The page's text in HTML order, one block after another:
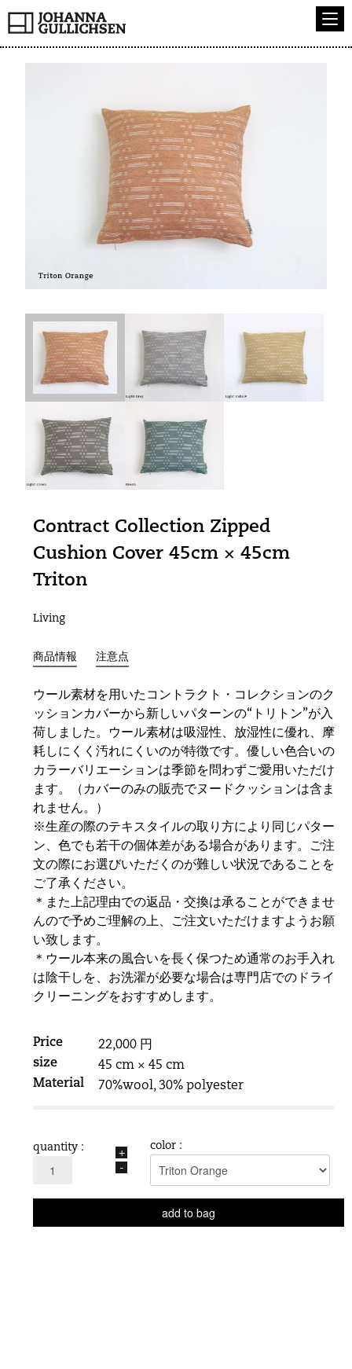
Contract Collection Zipped
Cushion Cover 45cm × 45cm
Triton
Living
商品情報 注意点
ウール素材を用いたコントラクト・コレクションのク
ッションカバーから新しいパターンの“トリトン”が入
荷しました。ウール素材は吸湿性、放湿性に優れ、摩
耗しにくく汚れにくいのが特徴です。優しい色合いの
カラーバリエーションは季節を問わずご愛用いただけ
ます。（カバーのみの販売でヌードクッションは含ま
れません。）
※生産の際のテキスタイルの取り方により同じパター
ン、色でも若干の個体差がある場合があります。ご注
文の際にお選びいただくのが難しい状況であることを
ご了承ください。
＊また上記理由での返品・交換は承ることができませ
んので予めご理解の上、ご注文いただけますようお願
い致します。
＊ウール本来の風合いを長く保つため通常のお手入れ
は陰干しを、お洗濯が必要な場合は専門店でのドライ
クリーニングをおすすめします。
Price
22,000 円
size
45 cm × 45 cm
Material
70%wool, 30% polyester
quantity :
+
-
color :
add to bag